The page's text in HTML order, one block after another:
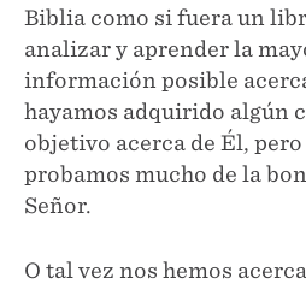
Biblia como si fuera un
analizar y aprender la
información posible
hayamos adquirido algún
objetivo acerca de Él,
probamos mucho de la
Señor.
O tal vez nos hemos